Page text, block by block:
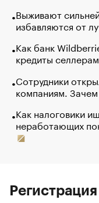
Выживают
избавляются от
Как банк
кредиты
Сотрудники
компаниям.
Как налоговики
неработающих